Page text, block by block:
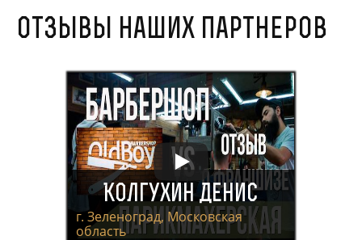
Отзывы наших партнеров
Колгухин Денис
г. Зеленоград, Московская
область